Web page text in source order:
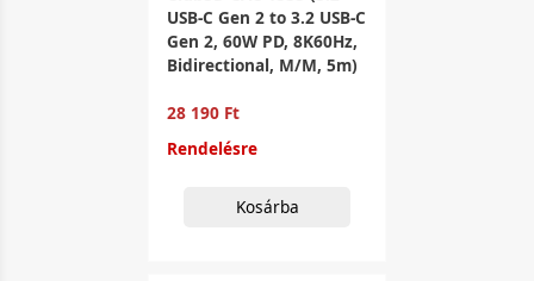
USB-C Gen 2 to 3.2 USB-C
Gen 2, 60W PD, 8K60Hz,
Bidirectional, M/M, 5m)
28 190 Ft
Rendelésre
Kosárba